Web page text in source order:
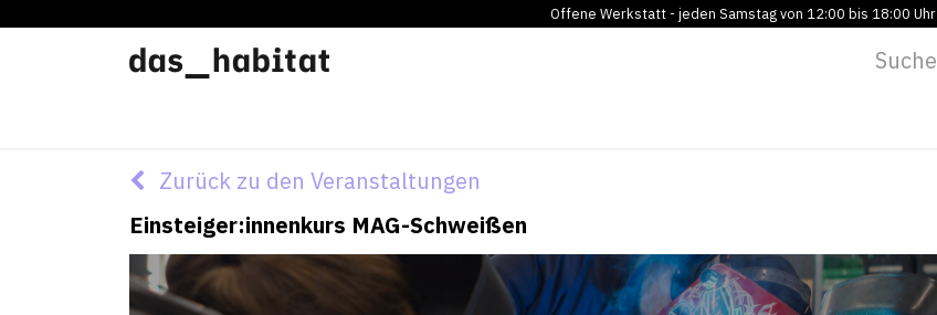
Offene Werkstatt - jeden Samstag von 12:00 bis 18:00 Uhr
Zurück zu den Veranstaltungen
Einsteiger:innenkurs MAG-Schweißen